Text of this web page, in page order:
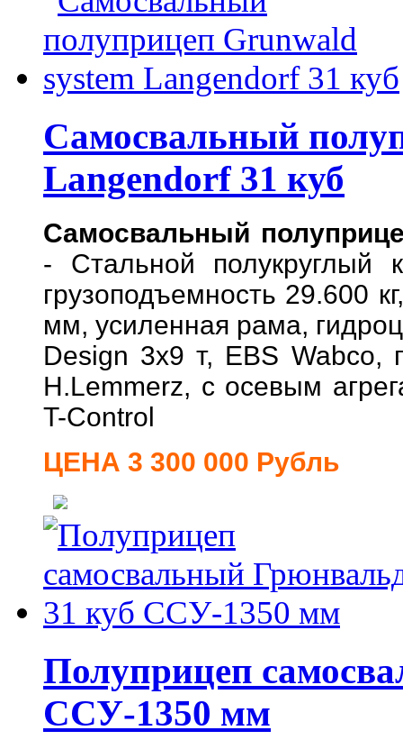
Самосвальный
Langendorf 31 куб
Самосвальный
- Стальной полукруглый
грузоподъемность 29.600
мм, усиленная рама,
Design 3x9 т, EBS Wabco,
H.Lemmerz, с осевым
T-Control
ЦЕНА 3 300 000 Рубль
Полуприцеп
ССУ-1350 мм